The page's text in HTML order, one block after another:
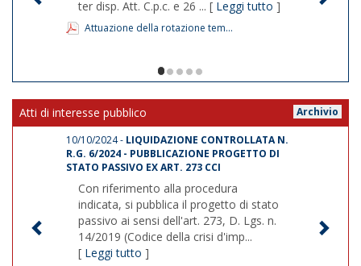
ter disp. Att. C.p.c. e 26 ... [ Leggi tutto ]
Attuazione della rotazione tem...
1/5
Archivio
Atti di interesse pubblico
10/10/2024 - LIQUIDAZIONE CONTROLLATA N.
R.G. 6/2024 - PUBBLICAZIONE PROGETTO DI
STATO PASSIVO EX ART. 273 CCI
Con riferimento alla procedura
indicata, si pubblica il progetto di stato
passivo ai sensi dell'art. 273, D. Lgs. n.
14/2019 (Codice della crisi d'imp...
[ Leggi tutto ]